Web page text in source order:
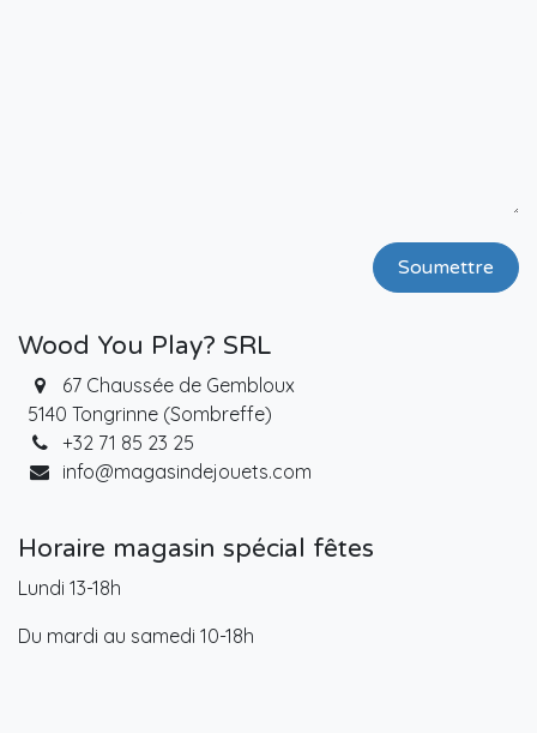
Soumettre
Wood You Play? SRL
67 Chaussée de Gembloux
5140 Tongrinne (Sombreffe)
+32 71 85 23 25
info@magasindejouets.com
Horaire magasin spécial fêtes
Lundi 13-18h
Du mardi au samedi 10-18h